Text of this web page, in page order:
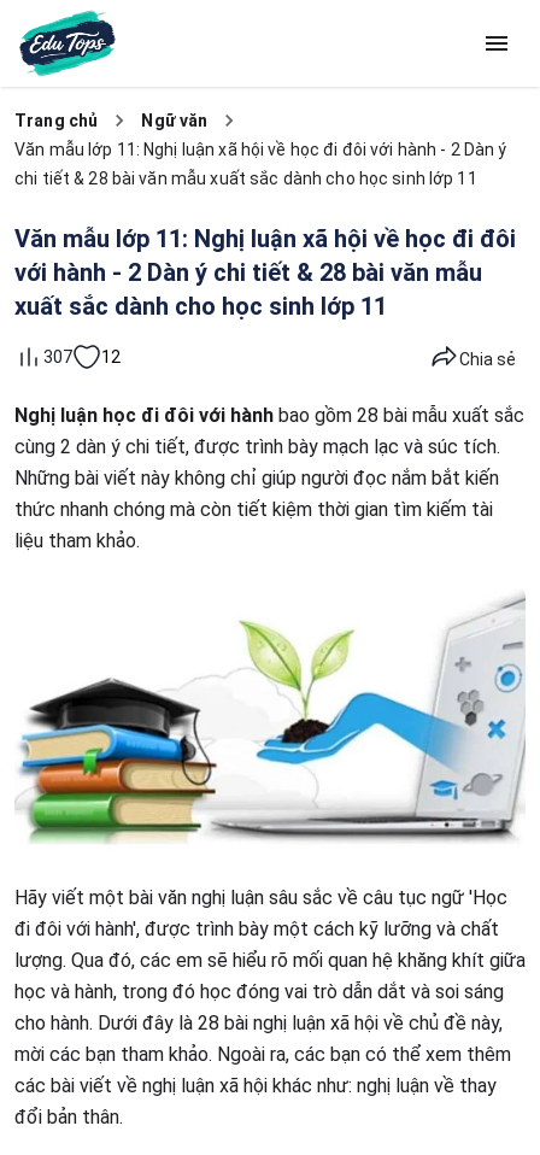
Trang chủ
Ngữ văn
Văn mẫu lớp 11: Nghị luận xã hội về học đi đôi với hành - 2 Dàn ý
chi tiết & 28 bài văn mẫu xuất sắc dành cho học sinh lớp 11
Văn mẫu lớp 11: Nghị luận xã hội về học đi đôi
với hành - 2 Dàn ý chi tiết & 28 bài văn mẫu
xuất sắc dành cho học sinh lớp 11
307 12 Chia sẻ
Nghị luận học đi đôi với hành bao gồm 28 bài mẫu xuất sắc
cùng 2 dàn ý chi tiết, được trình bày mạch lạc và súc tích.
Những bài viết này không chỉ giúp người đọc nắm bắt kiến
thức nhanh chóng mà còn tiết kiệm thời gian tìm kiếm tài
liệu tham khảo.
Hãy viết một bài văn nghị luận sâu sắc về câu tục ngữ 'Học
đi đôi với hành', được trình bày một cách kỹ lưỡng và chất
lượng. Qua đó, các em sẽ hiểu rõ mối quan hệ khăng khít giữa
học và hành, trong đó học đóng vai trò dẫn dắt và soi sáng
cho hành. Dưới đây là 28 bài nghị luận xã hội về chủ đề này,
mời các bạn tham khảo. Ngoài ra, các bạn có thể xem thêm
các bài viết về nghị luận xã hội khác như: nghị luận về thay
đổi bản thân.